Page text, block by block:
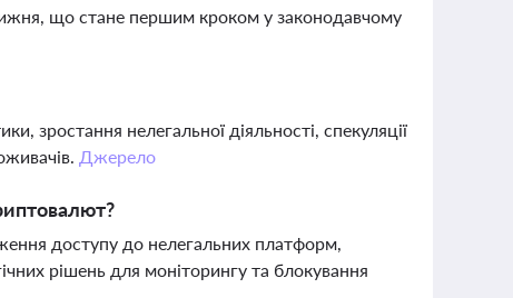
що стане першим кроком у законодавчому
зростання нелегальної діяльності, спекуляції
Джерело
доступу до нелегальних платформ,
рішень для моніторингу та блокування